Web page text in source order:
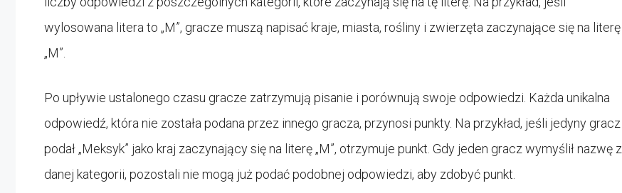
wylosowana litera to „M”, gracze muszą napisać kraje, miasta, rośliny i zwierzęta zaczynające się na literę
„M”.
Po upływie ustalonego czasu gracze zatrzymują pisanie i porównują swoje odpowiedzi. Każda unikalna
odpowiedź, która nie została podana przez innego gracza, przynosi punkty. Na przykład, jeśli jedyny gracz
podał „Meksyk” jako kraj zaczynający się na literę „M”, otrzymuje punkt. Gdy jeden gracz wymyślił nazwę z
danej kategorii, pozostali nie mogą już podać podobnej odpowiedzi, aby zdobyć punkt.